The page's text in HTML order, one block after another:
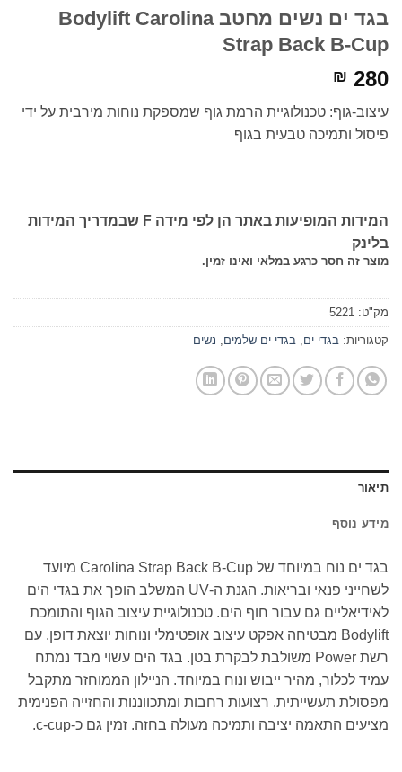
בגד ים נשים מחטב Bodylift Carolina
Strap Back B-Cup
₪ 280
עיצוב-גוף: טכנולוגיית הרמת גוף שמספקת נוחות מירבית על ידי
פיסול ותמיכה טבעית בגוף
המידות המופיעות באתר הן לפי מידה F שבמדריך המידות
בלינק
מוצר זה חסר כרגע במלאי ואינו זמין.
מק"ט: 5221
קטגוריות: בגדי ים, בגדי ים שלמים, נשים
תיאור
מידע נוסף
בגד ים נוח במיוחד של Carolina Strap Back B-Cup מיועד
לשחייני פנאי ובריאות. הגנת ה-UV המשלב הופך את בגדי הים
לאידיאליים גם עבור חוף הים. טכנולוגיית עיצוב הגוף והתומכת
Bodylift מבטיחה אפקט עיצוב אופטימלי ונוחות יוצאת דופן. עם
רשת Power משולבת לבקרת בטן. בגד הים עשוי מבד נמתח
עמיד לכלור, מהיר ייבוש ונוח במיוחד. הניילון הממוחזר מתקבל
מפסולת תעשייתית. רצועות רחבות ומתכווננות והחזייה הפנימית
מציעים התאמה יציבה ותמיכה מעולה בחזה. זמין גם כ-c-cup.